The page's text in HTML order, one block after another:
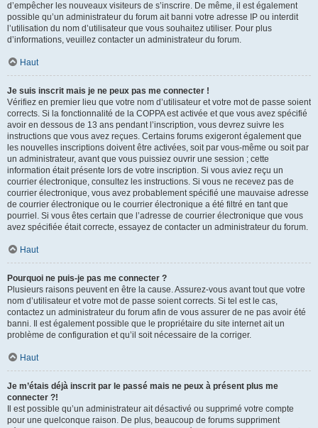
d’empêcher les nouveaux visiteurs de s’inscrire. De même, il est également
possible qu’un administrateur du forum ait banni votre adresse IP ou interdit
l’utilisation du nom d’utilisateur que vous souhaitez utiliser. Pour plus
d’informations, veuillez contacter un administrateur du forum.
Haut
Je suis inscrit mais je ne peux pas me connecter !
Vérifiez en premier lieu que votre nom d’utilisateur et votre mot de passe soient
corrects. Si la fonctionnalité de la COPPA est activée et que vous avez spécifié
avoir en dessous de 13 ans pendant l’inscription, vous devrez suivre les
instructions que vous avez reçues. Certains forums exigeront également que
les nouvelles inscriptions doivent être activées, soit par vous-même ou soit par
un administrateur, avant que vous puissiez ouvrir une session ; cette
information était présente lors de votre inscription. Si vous aviez reçu un
courrier électronique, consultez les instructions. Si vous ne recevez pas de
courrier électronique, vous avez probablement spécifié une mauvaise adresse
de courrier électronique ou le courrier électronique a été filtré en tant que
pourriel. Si vous êtes certain que l’adresse de courrier électronique que vous
avez spécifiée était correcte, essayez de contacter un administrateur du forum.
Haut
Pourquoi ne puis-je pas me connecter ?
Plusieurs raisons peuvent en être la cause. Assurez-vous avant tout que votre
nom d’utilisateur et votre mot de passe soient corrects. Si tel est le cas,
contactez un administrateur du forum afin de vous assurer de ne pas avoir été
banni. Il est également possible que le propriétaire du site internet ait un
problème de configuration et qu’il soit nécessaire de la corriger.
Haut
Je m’étais déjà inscrit par le passé mais ne peux à présent plus me
connecter ?!
Il est possible qu’un administrateur ait désactivé ou supprimé votre compte
pour une quelconque raison. De plus, beaucoup de forums suppriment